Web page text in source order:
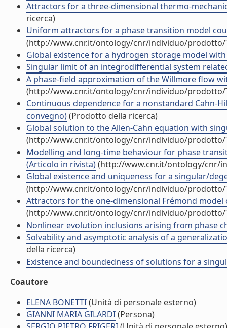
Attractors for a three-dimensional thermo-
ricerca)
Uniform attractors for a phase transition model
(http://www.cnr.it/ontology/cnr/individuo/prodotto/
Global existence for a hydrogen storage model
Singular limit of an integrodifferential system
A phase-field approximation of the Willmore flow
(http://www.cnr.it/ontology/cnr/individuo/prodotto/
Continuous dependence for a nonstandard Cahn-
convegno)(Prodotto della ricerca)
Global solution to the Allen-Cahn equation with
(http://www.cnr.it/ontology/cnr/individuo/prodotto/
Modelling and long-time behaviour for phase
(Articolo in rivista)(http://www.cnr.it/ontology/cnr/
Global existence and uniqueness for a singular/
(http://www.cnr.it/ontology/cnr/individuo/prodotto/
Attractors for the one-dimensional Frémond
(http://www.cnr.it/ontology/cnr/individuo/prodotto/
Nonlinear evolution inclusions arising from phase
Solvability and asymptotic analysis of a
della ricerca)
Existence and boundedness of solutions for a
Coautore
ELENA BONETTI(Unità di personale esterno)
GIANNI MARIA GILARDI(Persona)